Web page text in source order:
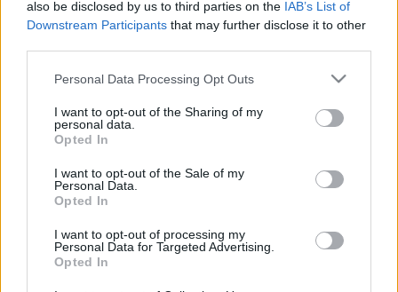
also be disclosed by us to third parties on the IAB’s List of
Downstream Participants that may further disclose it to other
Please note that this website/app uses one or more Google
not limited to your visit or usage behaviour. You may click to
grant or deny consent to Google and its third-party tags to
use your data for below specified purposes in below Google
consent section.
Personal Data Processing Opt Outs
I want to opt-out of the Sharing of my
personal data.
Opted In
I want to opt-out of the Sale of my
Personal Data.
Opted In
I want to opt-out of processing my
Personal Data for Targeted Advertising.
Opted In